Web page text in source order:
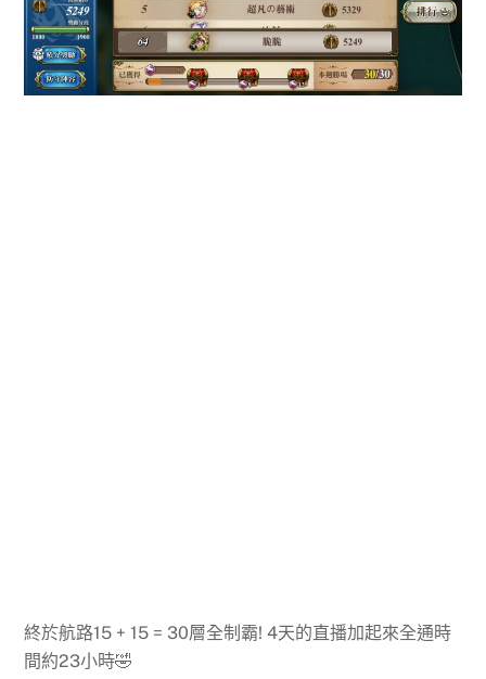
終於航路15 + 15 = 30層全制霸! 4天的直播加起來全通時
間約23小時🤣